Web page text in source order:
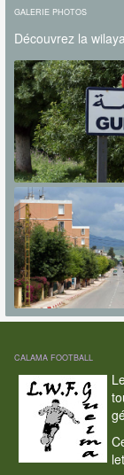
GALERIE PHOTOS
Découvrez la
CALAMA FOOTBALL